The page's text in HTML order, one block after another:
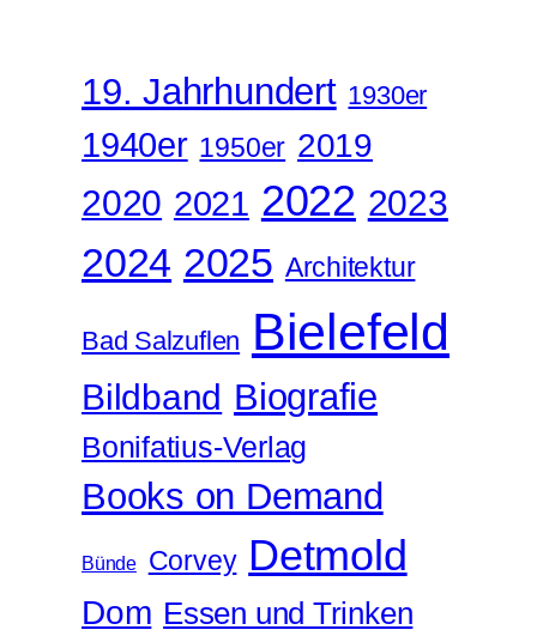
19. Jahrhundert 1930er
1940er 1950er 2019
2020 2021 2022 2023
2024 2025 Architektur
Bad Salzuflen Bielefeld
Bildband Biografie
Bonifatius-Verlag
Books on Demand
Bünde Corvey Detmold
Dom Essen und Trinken